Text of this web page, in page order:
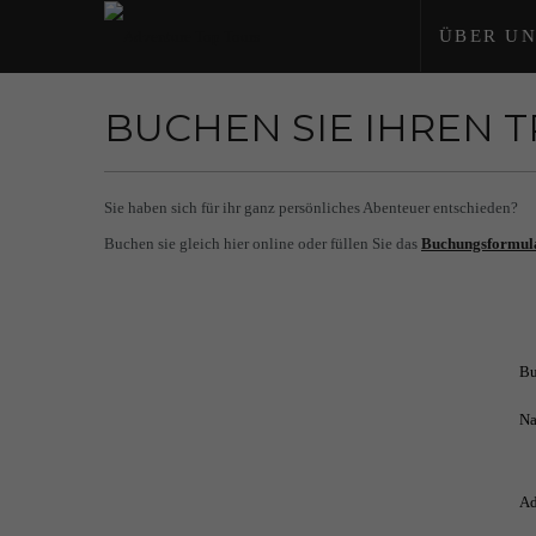
ÜBER
BUCHEN SIE IHREN
Sie haben sich für ihr ganz persönliches Abenteuer entschieden?
Buchen sie gleich hier online oder füllen Sie das